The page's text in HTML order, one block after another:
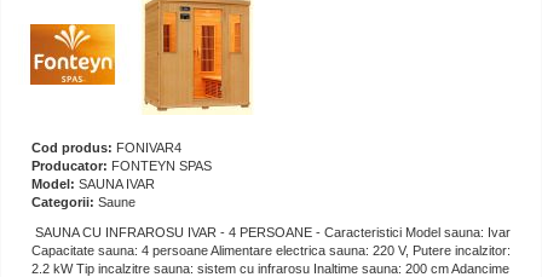
Cod produs: FONIVAR4
Producator: FONTEYN SPAS
Model: SAUNA IVAR
Categorii: Saune
SAUNA CU INFRAROSU IVAR - 4 PERSOANE - Caracteristici Model sauna: Ivar
Capacitate sauna: 4 persoane Alimentare electrica sauna: 220 V, Putere incalzitor:
2.2 kW Tip incalzitre sauna: sistem cu infrarosu Inaltime sauna: 200 cm Adancime